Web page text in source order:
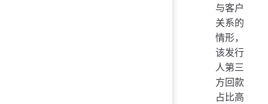
与客户
关系的
情形，
该发行
人第三
方回款
占比高